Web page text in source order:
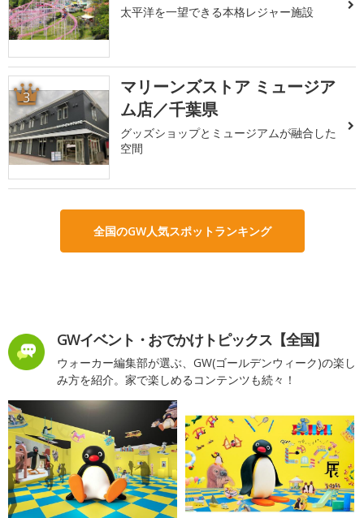
太平洋を一望できる本格レジャー施設
3
マリーンズストア ミュージア
ム店／千葉県
グッズショップとミュージアムが融合した
空間
全国のGW人気スポットランキング
GWイベント・おでかけトピックス【全国】
ウォーカー編集部が選ぶ、GW(ゴールデンウィーク)の楽し
み方を紹介。家で楽しめるコンテンツも続々！